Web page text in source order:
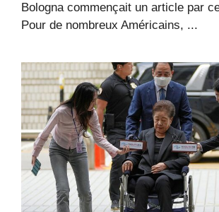
Bologna commençait un article par
Pour de nombreux Américains, ...